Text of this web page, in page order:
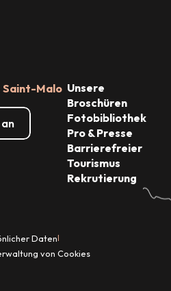
Saint-Malo Unsere
Broschüren
Fotobibliothek
Pro & Presse
Barrierefreier
Tourismus
Rekrutierung
Daten|
von Cookies